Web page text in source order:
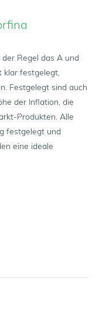
Regel das A und
klar festgelegt,
Festgelegt sind auch
der Inflation, die
Produkten. Alle
festgelegt und
eine ideale